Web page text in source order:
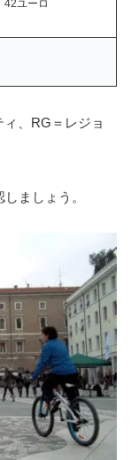
42ユーロ
、RG＝レジョ
しましょう。